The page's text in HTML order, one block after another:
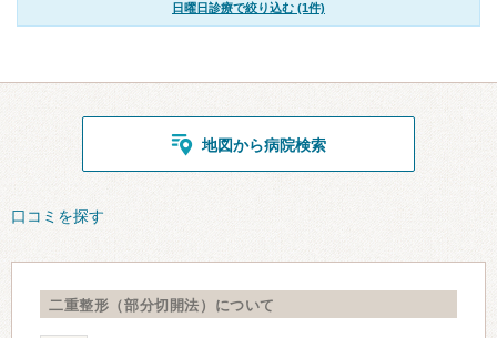
日曜日診療で絞り込む (1件)
地図から病院検索
口コミを探す
二重整形（部分切開法）について